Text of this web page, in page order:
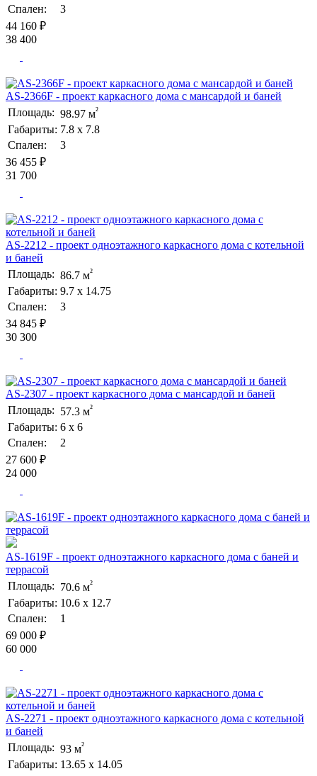
Спален:
3
44 160 ₽
38 400
AS-2366F - проект каркасного дома с мансардой и баней
Площадь: 98.97 м²
Габариты: 7.8 х 7.8
Спален:
3
36 455 ₽
31 700
AS-2212 - проект одноэтажного каркасного дома с котельной
и баней
Площадь: 86.7 м²
Габариты: 9.7 х 14.75
Спален:
3
34 845 ₽
30 300
AS-2307 - проект каркасного дома с мансардой и баней
Площадь: 57.3 м²
Габариты: 6 х 6
Спален:
2
27 600 ₽
24 000
AS-1619F - проект одноэтажного каркасного дома с баней и
террасой
Площадь: 70.6 м²
Габариты: 10.6 х 12.7
Спален:
1
69 000 ₽
60 000
AS-2271 - проект одноэтажного каркасного дома с котельной
и баней
Площадь: 93 м²
Габариты: 13.65 х 14.05